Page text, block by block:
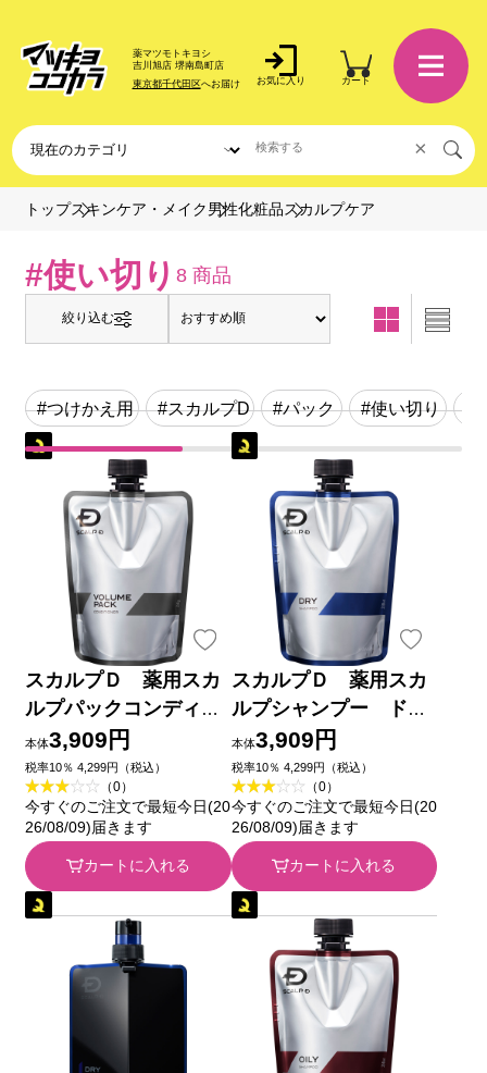
薬マツモトキヨシ
吉川旭店 堺南島町店
東京都千代田区へお届け お気に入り カート
×
トップスキンケア・メイク 男性化粧品 スカルプケア
#使い切り 8 商品
絞り込む
#つけかえ用 #スカルプD #パック #使い切り
スカルプＤ 薬用スカ
ルプパックコンディシ
ョナー 替 ３５０ｇ
アンファー (医薬部外
品)
本体3,909円
税率10％ 4,299円（税込）
（0）
今すぐのご注文で最短今日(20
26/08/09)届きます
カートに入れる
スカルプＤ 薬用スカ
ルプシャンプー ドラ
イ 替 ３５０ｍｌ ア
ンファー (医薬部外品)
本体3,909円
税率10％ 4,299円（税込）
（0）
今すぐのご注文で最短今日(20
26/08/09)届きます
カートに入れる